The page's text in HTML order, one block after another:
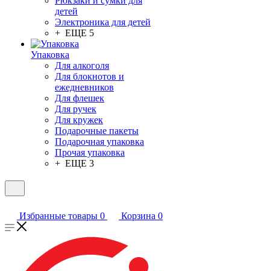
детей
Электроника для детей
+ ЕЩЕ 5
Упаковка
Для алкоголя
Для блокнотов и
ежедневников
Для флешек
Для ручек
Для кружек
Подарочные пакеты
Подарочная упаковка
Прочая упаковка
+ ЕЩЕ 3
Избранные товары 0 Корзина 0